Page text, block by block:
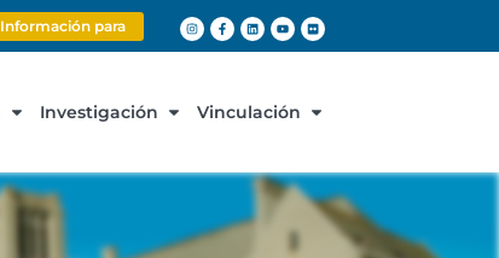
Información para
Investigación Vinculación